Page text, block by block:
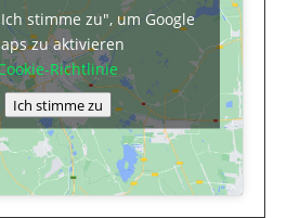
stimme zu", um Google
zu aktivieren
Richtlinie
Ich stimme zu